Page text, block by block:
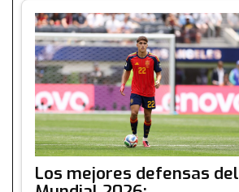
Los mejores defensas del